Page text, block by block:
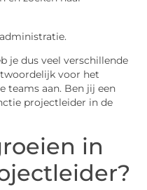
je dus veel verschillende
voor het
teams aan. Ben jij een
projectleider in de
in